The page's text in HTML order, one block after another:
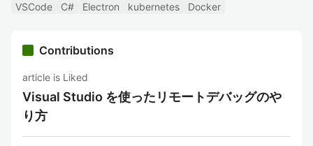
VSCode C# Electron kubernetes Docker
Contributions
article is Liked
Visual Studio を使ったリモートデバッグのや
り方